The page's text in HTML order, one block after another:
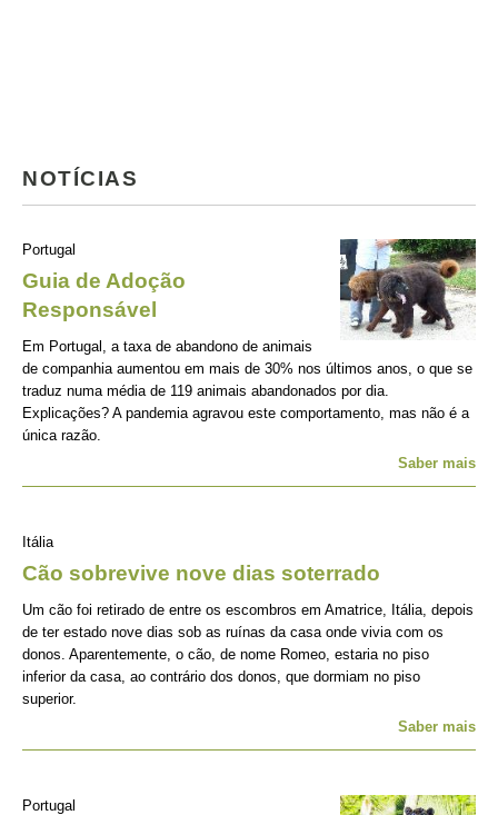
NOTÍCIAS
Portugal
Guia de Adoção
Responsável
Em Portugal, a taxa de abandono de animais
de companhia aumentou em mais de 30% nos últimos anos, o que se
traduz numa média de 119 animais abandonados por dia.
Explicações? A pandemia agravou este comportamento, mas não é a
única razão.
Saber mais
Itália
Cão sobrevive nove dias soterrado
Um cão foi retirado de entre os escombros em Amatrice, Itália, depois
de ter estado nove dias sob as ruínas da casa onde vivia com os
donos. Aparentemente, o cão, de nome Romeo, estaria no piso
inferior da casa, ao contrário dos donos, que dormiam no piso
superior.
Saber mais
Portugal